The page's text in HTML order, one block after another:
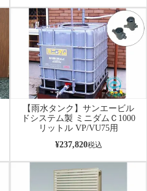
【雨水タンク】サンエービル
ドシステム製 ミニダムＣ1000
リットル VP/VU75用
¥237,820税込